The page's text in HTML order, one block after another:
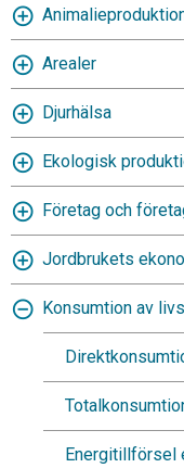
Arealer
Djurhälsa
Ekologisk
Företag och
Jordbrukets
Konsumtion av
Energitillförsel